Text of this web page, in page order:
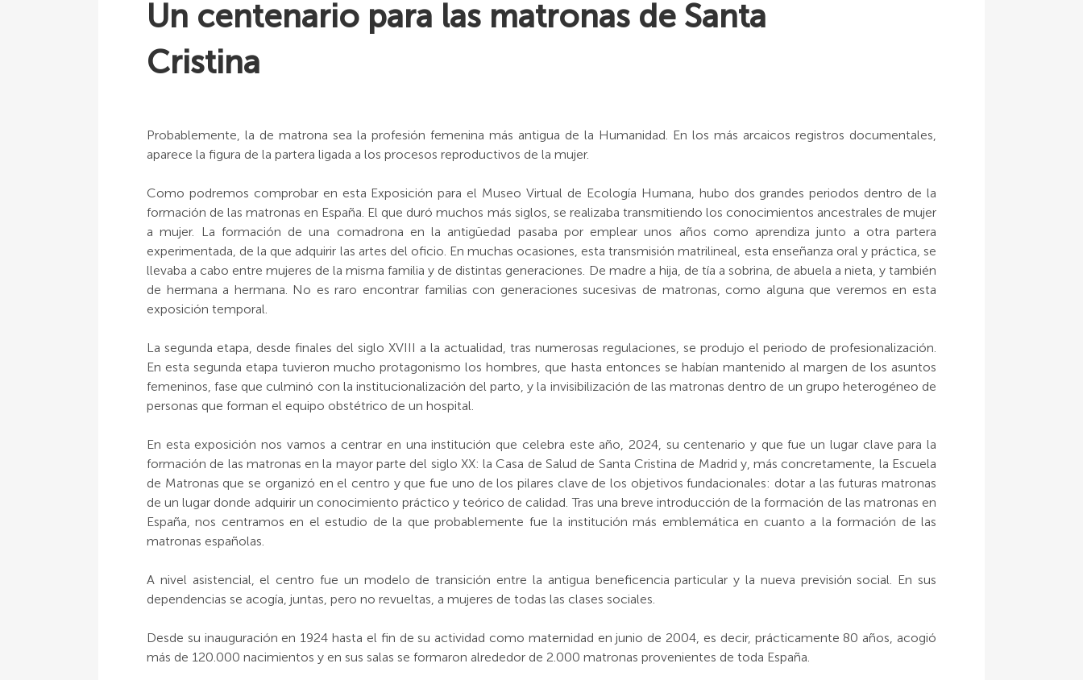
Un centenario para las matronas de Santa
Cristina
Probablemente, la de matrona sea la profesión femenina más antigua de la Humanidad. En los más arcaicos registros documentales,
aparece la figura de la partera ligada a los procesos reproductivos de la mujer.
Como podremos comprobar en esta Exposición para el Museo Virtual de Ecología Humana, hubo dos grandes periodos dentro de la
formación de las matronas en España. El que duró muchos más siglos, se realizaba transmitiendo los conocimientos ancestrales de mujer
a mujer. La formación de una comadrona en la antigüedad pasaba por emplear unos años como aprendiza junto a otra partera
experimentada, de la que adquirir las artes del oficio. En muchas ocasiones, esta transmisión matrilineal, esta enseñanza oral y práctica, se
llevaba a cabo entre mujeres de la misma familia y de distintas generaciones. De madre a hija, de tía a sobrina, de abuela a nieta, y también
de hermana a hermana. No es raro encontrar familias con generaciones sucesivas de matronas, como alguna que veremos en esta
exposición temporal.
La segunda etapa, desde finales del siglo XVIII a la actualidad, tras numerosas regulaciones, se produjo el periodo de profesionalización.
En esta segunda etapa tuvieron mucho protagonismo los hombres, que hasta entonces se habían mantenido al margen de los asuntos
femeninos, fase que culminó con la institucionalización del parto, y la invisibilización de las matronas dentro de un grupo heterogéneo de
personas que forman el equipo obstétrico de un hospital.
En esta exposición nos vamos a centrar en una institución que celebra este año, 2024, su centenario y que fue un lugar clave para la
formación de las matronas en la mayor parte del siglo XX: la Casa de Salud de Santa Cristina de Madrid y, más concretamente, la Escuela
de Matronas que se organizó en el centro y que fue uno de los pilares clave de los objetivos fundacionales: dotar a las futuras matronas
de un lugar donde adquirir un conocimiento práctico y teórico de calidad. Tras una breve introducción de la formación de las matronas en
España, nos centramos en el estudio de la que probablemente fue la institución más emblemática en cuanto a la formación de las
matronas españolas.
A nivel asistencial, el centro fue un modelo de transición entre la antigua beneficencia particular y la nueva previsión social. En sus
dependencias se acogía, juntas, pero no revueltas, a mujeres de todas las clases sociales.
Desde su inauguración en 1924 hasta el fin de su actividad como maternidad en junio de 2004, es decir, prácticamente 80 años, acogió
más de 120.000 nacimientos y en sus salas se formaron alrededor de 2.000 matronas provenientes de toda España.